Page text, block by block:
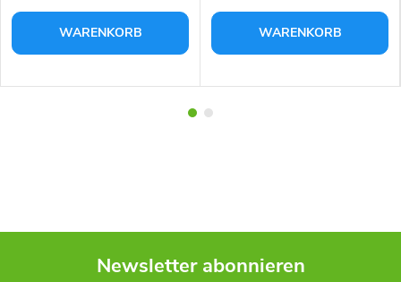
WARENKORB WARENKORB
Newsletter abonnieren